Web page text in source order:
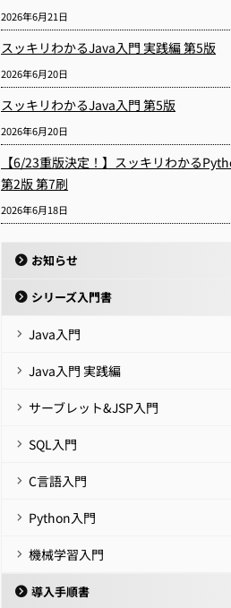
2026年6月21日
スッキリわかるJava入門 実践編 第5版
2026年6月20日
スッキリわかるJava入門 第5版
2026年6月20日
【6/23重版決定！】スッキリわかる
第2版 第7刷
2026年6月18日
お知らせ
シリーズ入門書
Java入門
Java入門 実践編
サーブレット&JSP入門
SQL入門
C言語入門
Python入門
機械学習入門
導入手順書